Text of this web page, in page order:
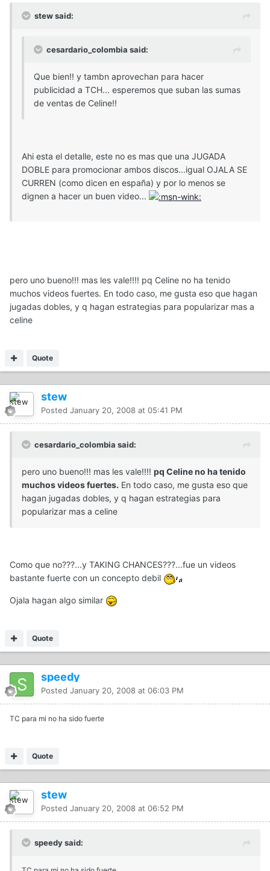
stew said:
cesardario_colombia said:
Que bien!! y tambn aprovechan para hacer
publicidad a TCH... esperemos que suban las sumas
de ventas de Celine!!
Ahi esta el detalle, este no es mas que una JUGADA
DOBLE para promocionar ambos discos...igual OJALA SE
CURREN (como dicen en españa) y por lo menos se
dignen a hacer un buen video...
pero uno bueno!!! mas les vale!!!! pq Celine no ha tenido
muchos videos fuertes. En todo caso, me gusta eso que hagan
jugadas dobles, y q hagan estrategias para popularizar mas a
celine
Quote
stew
Posted January 20, 2008 at 05:41 PM
cesardario_colombia said:
pero uno bueno!!! mas les vale!!!! pq Celine no ha tenido
muchos videos fuertes. En todo caso, me gusta eso que
hagan jugadas dobles, y q hagan estrategias para
popularizar mas a celine
Como que no???...y TAKING CHANCES???...fue un videos
bastante fuerte con un concepto debil
Ojala hagan algo similar
Quote
speedy
Posted January 20, 2008 at 06:03 PM
TC para mi no ha sido fuerte
Quote
stew
Posted January 20, 2008 at 06:52 PM
speedy said: